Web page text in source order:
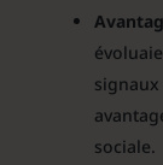
sociale.